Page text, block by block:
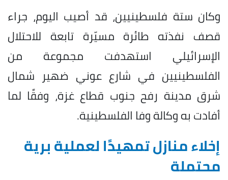
وكان ستة فلسطينيين، قد أصيب اليوم، جراء
قصف نفذته طائرة مسيّرة تابعة للاحتلال
الإسرائيلي استهدفت مجموعة من
الفلسطينيين في شارع عوني ضهير شمال
شرق مدينة رفح جنوب قطاع غزة، وفقًا لما
أفادت به وكالة وفا الفلسطينية.
إخلاء منازل تمهيدًا لعملية برية
محتملة